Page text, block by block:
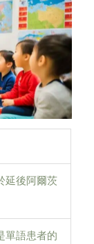
延後阿爾茨
單語患者的